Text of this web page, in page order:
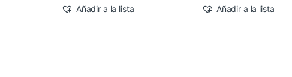
Añadir a la lista Añadir a la lista